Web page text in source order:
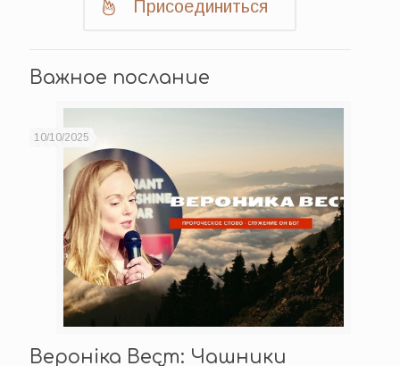
Присоединиться
Важное послание
10/10/2025
Вероніка Вест: Чашники